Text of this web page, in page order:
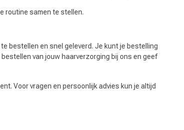
routine samen te stellen.
bestellen en snel geleverd. Je kunt je bestelling
van jouw haarverzorging bij ons en geef
Voor vragen en persoonlijk advies kun je altijd